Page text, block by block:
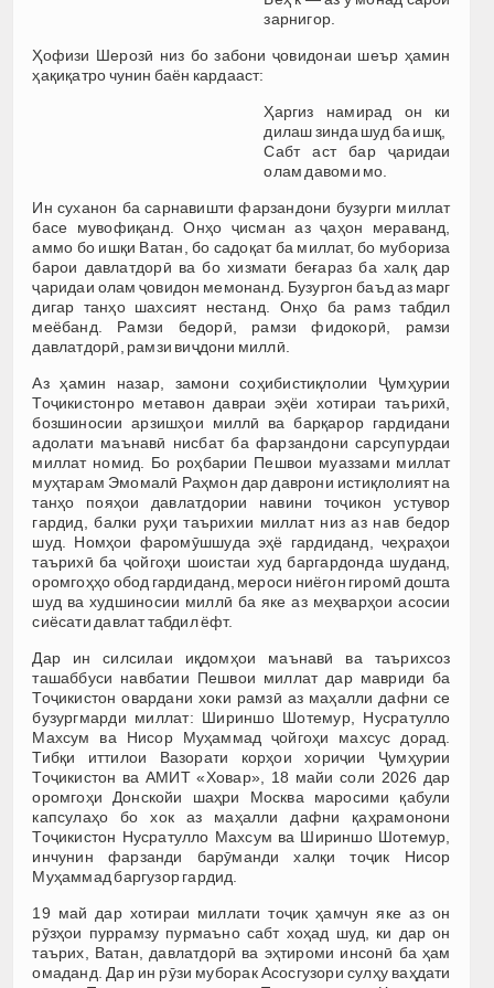
зарнигор.
Ҳофизи Шерозӣ низ бо забони ҷовидонаи шеър ҳамин
ҳақиқатро чунин баён кардааст:
Ҳаргиз намирад он ки
дилаш зинда шуд ба ишқ,
Сабт аст бар ҷаридаи
олам давоми мо.
Ин суханон ба сарнавишти фарзандони бузурги миллат
басе мувофиқанд. Онҳо ҷисман аз ҷаҳон мераванд,
аммо бо ишқи Ватан, бо садоқат ба миллат, бо мубориза
барои давлатдорӣ ва бо хизмати беғараз ба халқ дар
ҷаридаи олам ҷовидон мемонанд. Бузургон баъд аз марг
дигар танҳо шахсият нестанд. Онҳо ба рамз табдил
меёбанд. Рамзи бедорӣ, рамзи фидокорӣ, рамзи
давлатдорӣ, рамзи виҷдони миллӣ.
Аз ҳамин назар, замони соҳибистиқлолии Ҷумҳурии
Тоҷикистонро метавон давраи эҳёи хотираи таърихӣ,
бозшиносии арзишҳои миллӣ ва барқарор гардидани
адолати маънавӣ нисбат ба фарзандони сарсупурдаи
миллат номид. Бо роҳбарии Пешвои муаззами миллат
муҳтарам Эмомалӣ Раҳмон дар даврони истиқлолият на
танҳо пояҳои давлатдории навини тоҷикон устувор
гардид, балки руҳи таърихии миллат низ аз нав бедор
шуд. Номҳои фаромӯшшуда эҳё гардиданд, чеҳраҳои
таърихӣ ба ҷойгоҳи шоистаи худ баргардонда шуданд,
оромгоҳҳо обод гардиданд, мероси ниёгон гиромӣ дошта
шуд ва худшиносии миллӣ ба яке аз меҳварҳои асосии
сиёсати давлат табдил ёфт.
Дар ин силсилаи иқдомҳои маънавӣ ва таърихсоз
ташаббуси навбатии Пешвои миллат дар мавриди ба
Тоҷикистон овардани хоки рамзӣ аз маҳалли дафни се
бузургмарди миллат: Шириншо Шотемур, Нусратулло
Махсум ва Нисор Муҳаммад ҷойгоҳи махсус дорад.
Тибқи иттилои Вазорати корҳои хориҷии Ҷумҳурии
Тоҷикистон ва АМИТ «Ховар», 18 майи соли 2026 дар
оромгоҳи Донскойи шаҳри Москва маросими қабули
капсулаҳо бо хок аз маҳалли дафни қаҳрамонони
Тоҷикистон Нусратулло Махсум ва Шириншо Шотемур,
инчунин фарзанди барӯманди халқи тоҷик Нисор
Муҳаммад баргузор гардид.
19 май дар хотираи миллати тоҷик ҳамчун яке аз он
рӯзҳои пуррамзу пурмаъно сабт хоҳад шуд, ки дар он
таърих, Ватан, давлатдорӣ ва эҳтироми инсонӣ ба ҳам
омаданд. Дар ин рӯзи муборак Асосгузори сулҳу ваҳдати